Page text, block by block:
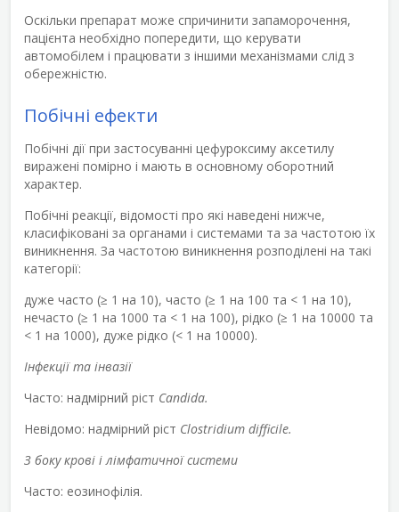
Оскільки препарат може спричинити запаморочення,
пацієнта необхідно попередити, що керувати
автомобілем і працювати з іншими механізмами слід з
обережністю.
Побічні ефекти
Побічні дії при застосуванні цефуроксиму аксетилу
виражені помірно і мають в основному оборотний
характер.
Побічні реакції, відомості про які наведені нижче,
класифіковані за органами і системами та за частотою їх
виникнення. За частотою виникнення розподілені на такі
категорії:
дуже часто (≥ 1 на 10), часто (≥ 1 на 100 та < 1 на 10),
нечасто (≥ 1 на 1000 та < 1 на 100), рідко (≥ 1 на 10000 та
< 1 на 1000), дуже рідко (< 1 на 10000).
Інфекції та інвазії
Часто: надмірний ріст Candida.
Невідомо: надмірний ріст Clostridium difficile.
З боку крові і лімфатичної системи
Часто: еозинофілія.